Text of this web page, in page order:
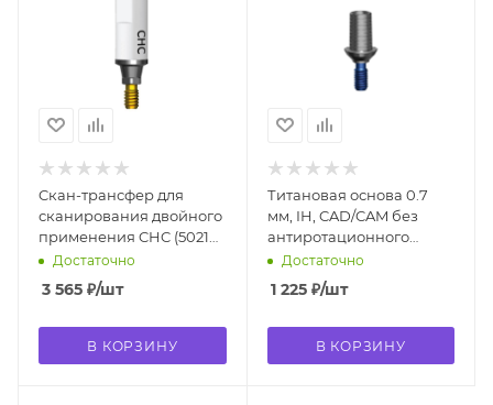
Cкан-трансфер для
сканирования двойного
применения CHC (5021
SB-CHC)
Достаточно
3 565 ₽/шт
В КОРЗИНУ
Титановая основа 0.7
мм, IH, CAD/CAM без
антиротационного
посадочного элемента
(5025, CCTB-R)
Достаточно
1 225₽/шт
В КОРЗИНУ